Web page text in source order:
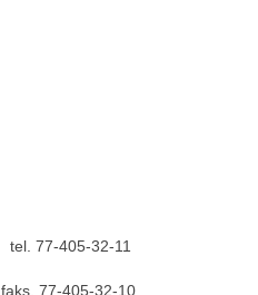
tel. 77-405-32-11
faks. 77-405-32-10